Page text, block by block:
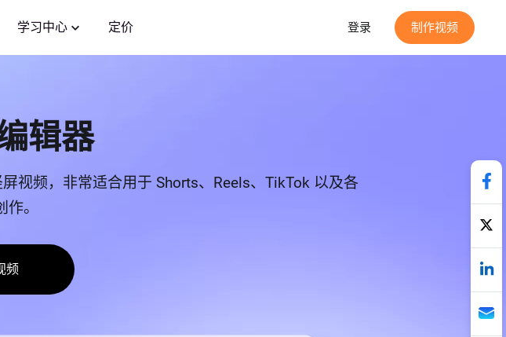
学习中心 定价 登录 制作视频
辑器
视频，非常适合用于 Shorts、Reels、TikTok 以及各
。
频